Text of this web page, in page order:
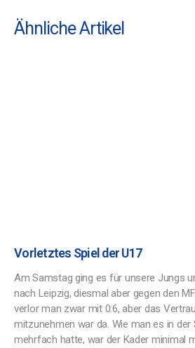
Ähnliche Artikel
Vorletztes Spiel der U17
Am Samstag ging es für unsere Jungs
nach Leipzig, diesmal aber gegen den
verlor man zwar mit 0:6, aber das
mitzunehmen war da. Wie man es in
mehrfach hatte, war der Kader minimal